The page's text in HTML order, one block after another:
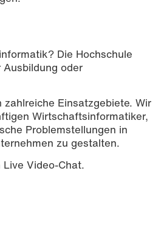
Die Hochschule
oder
Einsatzgebiete. Wir
Wirtschaftsinformatiker,
Problemstellungen in
zu gestalten.
Video-Chat.